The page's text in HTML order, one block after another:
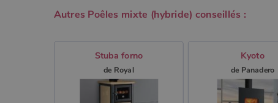
Autres Poêles mixte (hybride) conseillés :
Stuba forno
de Royal
Kyoto
de Panadero